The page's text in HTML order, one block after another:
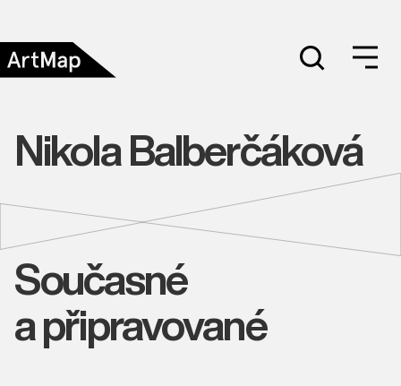
Nikola Balberčáková
Současné
a připravované